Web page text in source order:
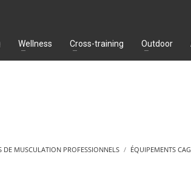
Wellness Cross-training Outdoor
DE MUSCULATION PROFESSIONNELS ÉQUIPEMENTS